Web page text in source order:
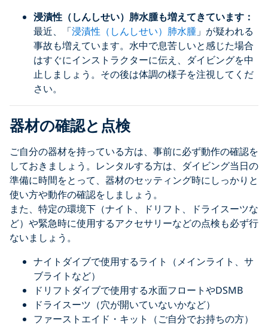
浸漬性（しんしせい）肺水腫も増えてきています：
最近、「浸漬性（しんしせい）肺水腫 」が疑われる
事故も増えています。水中で息苦しいと感じた場合
はすぐにインストラクターに伝え、ダイビングを中
止しましょう。その後は体調の様子を注視してくだ
さい。
器材の確認と点検
ご自分の器材を持っている方は、事前に必ず動作の確認を
しておきましょう。レンタルする方は、ダイビング当日の
準備に時間をとって、器材のセッティング時にしっかりと
使い方や動作の確認をしましょう。
また、特定の環境下（ナイト、ドリフト、ドライスーツな
ど）や緊急時に使用するアクセサリーなどの点検も必ず行
ないましょう。
ナイトダイブで使用するライト（メインライト、サ
ブライトなど）
ドリフトダイブで使用する水面フロートやDSMB
ドライスーツ（穴が開いていないかなど）
ファーストエイド・キット（ご自分でお持ちの方）